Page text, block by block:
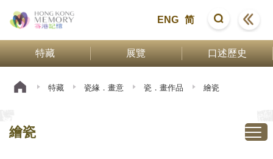
ENG 简
特藏 展覽 口述歷史
特藏 瓷緣．畫意 瓷．畫作品 繪瓷
繪瓷